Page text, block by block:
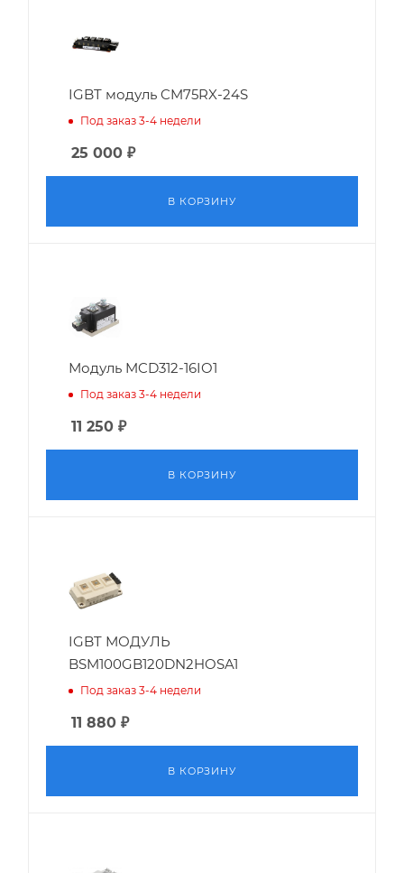
IGBT модуль CM75RX-24S
Под заказ 3-4 недели
25 000 ₽
В КОРЗИНУ
Модуль MCD312-16IO1
Под заказ 3-4 недели
11 250 ₽
В КОРЗИНУ
IGBT МОДУЛЬ
BSM100GB120DN2HOSA1
Под заказ 3-4 недели
11 880 ₽
В КОРЗИНУ